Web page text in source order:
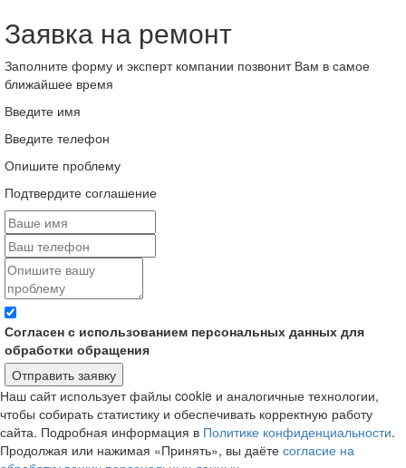
Заявка на ремонт
Заполните форму и эксперт компании позвонит Вам в самое
ближайшее время
Введите имя
Введите телефон
Опишите проблему
Подтвердите соглашение
Согласен с использованием персональных данных для
обработки обращения
Отправить заявку
Наш сайт использует файлы cookie и аналогичные технологии,
чтобы собирать статистику и обеспечивать корректную работу
сайта. Подробная информация в Политике конфиденциальности.
Продолжая или нажимая «Принять», вы даёте согласие на